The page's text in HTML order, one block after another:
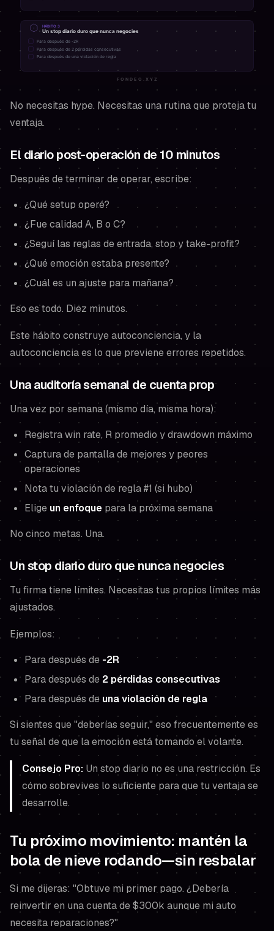
No necesitas hype. Necesitas una rutina que proteja tu
ventaja.
El diario post-operación de 10 minutos
Después de terminar de operar, escribe:
¿Qué setup operé?
¿Fue calidad A, B o C?
¿Seguí las reglas de entrada, stop y take-profit?
¿Qué emoción estaba presente?
¿Cuál es un ajuste para mañana?
Eso es todo. Diez minutos.
Este hábito construye autoconciencia, y la
autoconciencia es lo que previene errores repetidos.
Una auditoría semanal de cuenta prop
Una vez por semana (mismo día, misma hora):
Registra win rate, R promedio y drawdown máximo
Captura de pantalla de mejores y peores
operaciones
Nota tu violación de regla #1 (si hubo)
Elige un enfoque para la próxima semana
No cinco metas. Una.
Un stop diario duro que nunca negocies
Tu firma tiene límites. Necesitas tus propios límites más
ajustados.
Ejemplos:
Para después de -2R
Para después de 2 pérdidas consecutivas
Para después de una violación de regla
Si sientes que "deberías seguir," eso frecuentemente es
tu señal de que la emoción está tomando el volante.
Consejo Pro: Un stop diario no es una restricción. Es
cómo sobrevives lo suficiente para que tu ventaja se
desarrolle.
Tu próximo movimiento: mantén la
bola de nieve rodando—sin resbalar
Si me dijeras: "Obtuve mi primer pago. ¿Debería
reinvertir en una cuenta de $300k aunque mi auto
necesita reparaciones?"